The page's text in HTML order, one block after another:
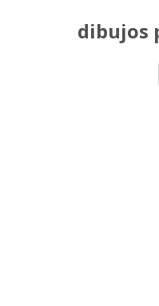
dibujos